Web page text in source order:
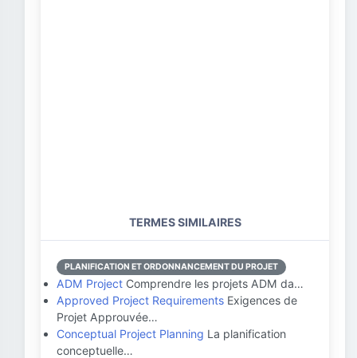
TERMES SIMILAIRES
PLANIFICATION ET ORDONNANCEMENT DU PROJET
ADM Project Comprendre les projets ADM da…
Approved Project Requirements Exigences de
Projet Approuvée…
Conceptual Project Planning La planification
conceptuelle…